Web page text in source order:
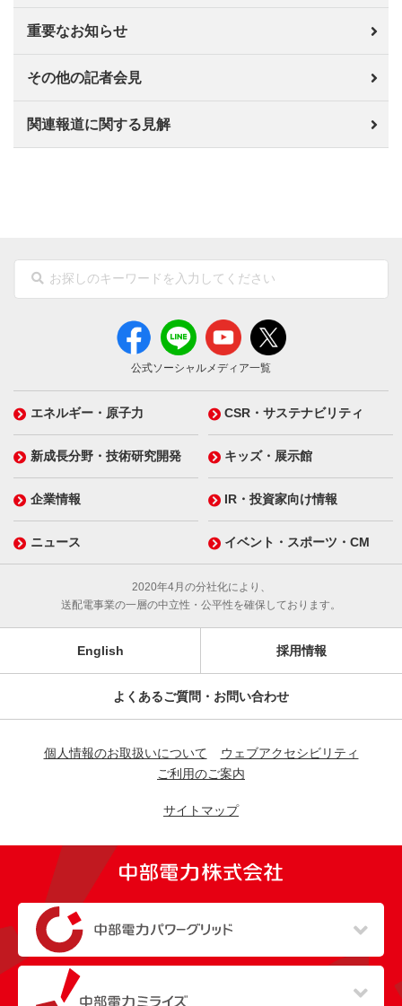
重要なお知らせ
その他の記者会見
関連報道に関する見解
公式ソーシャルメディア一覧
エネルギー・原子力 CSR・サステナビリティ
新成長分野・技術研究開発 キッズ・展示館
企業情報 IR・投資家向け情報
ニュース イベント・スポーツ・CM
2020年4月の分社化により、
送配電事業の一層の中立性・公平性を確保しております。
English 採用情報
よくあるご質問・お問い合わせ
個人情報のお取扱いについて
ウェブアクセシビリティ
ご利用のご案内
サイトマップ
（新しいウィンドウを開きます）